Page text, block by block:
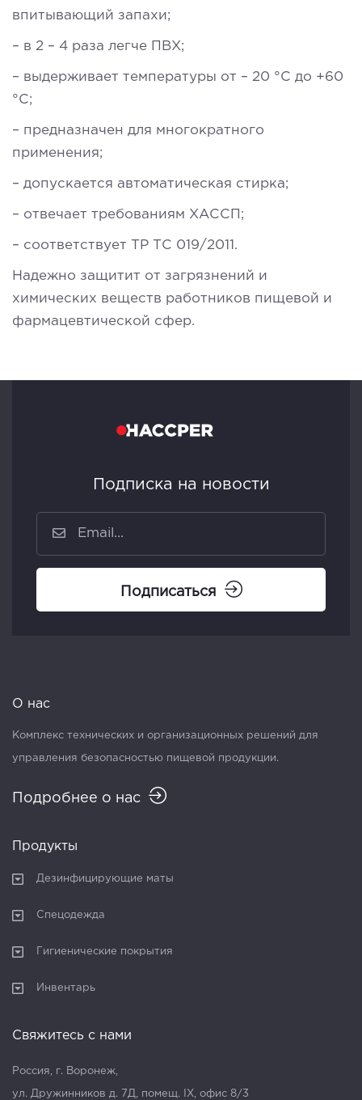
впитывающий запахи;
– в 2 – 4 раза легче ПВХ;
– выдерживает температуры от – 20 °C до +60
°C;
– предназначен для многократного
применения;
– допускается автоматическая стирка;
– отвечает требованиям ХАССП;
– соответствует ТР ТС 019/2011.
Надежно защитит от загрязнений и
химических веществ работников пищевой и
фармацевтической сфер.
Подписка на новости
Подписаться
О нас
Комплекс технических и организационных решений для
управления безопасностью пищевой продукции.
Подробнее о нас
Продукты
Дезинфицирующие маты
Спецодежда
Гигиенические покрытия
Инвентарь
Свяжитесь с нами
Россия, г. Воронеж,
ул. Дружинников д. 7Д, помещ. IX, офис 8/3